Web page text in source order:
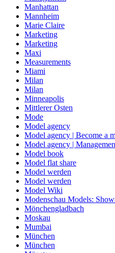
Manhattan
Mannheim
Marie Claire
Marketing
Marketing
Maxi
Measurements
Miami
Milan
Milan
Minneapolis
Mittlerer Osten
Mode
Model agency
Model agency | Become a
Model agency |
Model book
Model flat share
Model werden
Model werden
Model Wiki
Modenschau Models:
Mönchengladbach
Moskau
Mumbai
München
München